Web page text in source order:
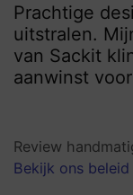
Prachtige
uitstralen.
van Sackit
aanwinst
Review
Bekijk ons beleid